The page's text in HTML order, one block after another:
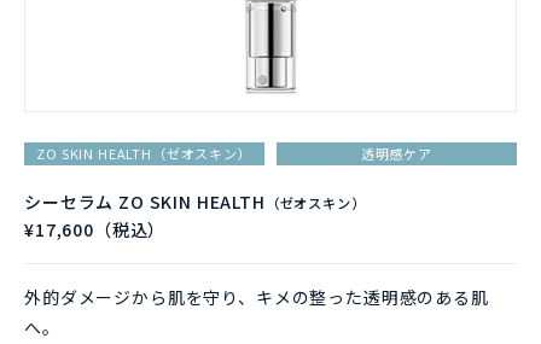
ZO SKIN HEALTH（ゼオスキン） 透明感ケア
シーセラム ZO SKIN HEALTH （ゼオスキン）
¥17,600（税込）
外的ダメージから肌を守り、キメの整った透明感のある肌
へ。